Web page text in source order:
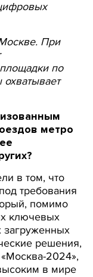
При
по
метро
в том, что
требования
помимо
ключевых
загруженных
решения,
2024»,
в мире